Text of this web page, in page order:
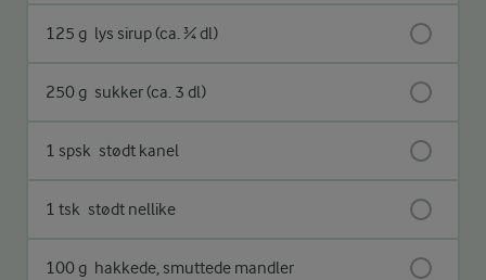
125 g lys sirup (ca. ¾ dl)
250 g sukker (ca. 3 dl)
1 spsk stødt kanel
1 tsk stødt nellike
100 g hakkede, smuttede mandler